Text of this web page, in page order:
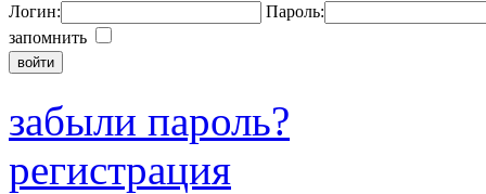
Логин:
Пароль:
запомнить
забыли пароль?
регистрация